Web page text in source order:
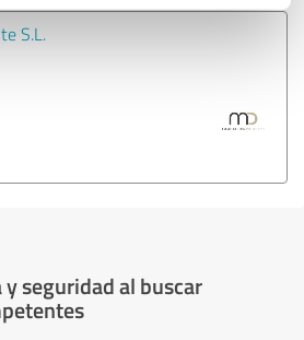
S.L.
seguridad al buscar